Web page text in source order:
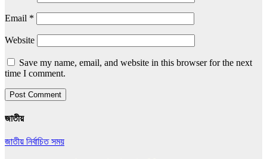
Email *
Website
Save my name, email, and website in this browser for the next
time I comment.
জাতীয়
জাতীয় নির্বাচিত সময়